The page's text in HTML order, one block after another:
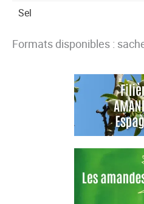
Sel
Formats disponibles :